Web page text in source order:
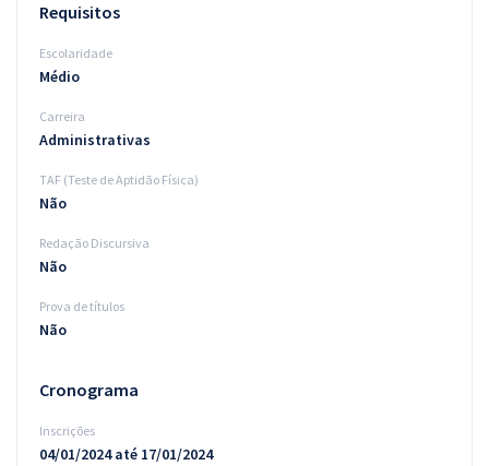
Requisitos
Escolaridade
Médio
Carreira
Administrativas
TAF (Teste de Aptidão Física)
Não
Redação Discursiva
Não
Prova de títulos
Não
Cronograma
Inscrições
04/01/2024 até 17/01/2024